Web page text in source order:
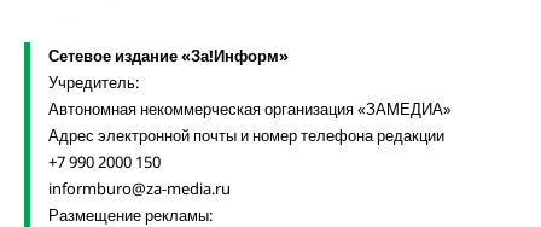
Сетевое издание «За!Информ»
Учредитель:
Автономная некоммерческая организация «ЗАМЕДИА»
Адрес электронной почты и номер телефона редакции
+7 990 2000 150
informburo@za-media.ru
Размещение рекламы: